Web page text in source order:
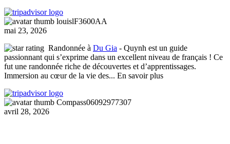
louislF3600AA
mai 23, 2026
Randonnée à Du Gia - Quynh est un guide
passionnant qui s’exprime dans un excellent niveau de français ! Ce
fut une randonnée riche de découvertes et d’apprentissages.
Immersion au cœur de la vie des... En savoir plus
Compass06092977307
avril 28, 2026